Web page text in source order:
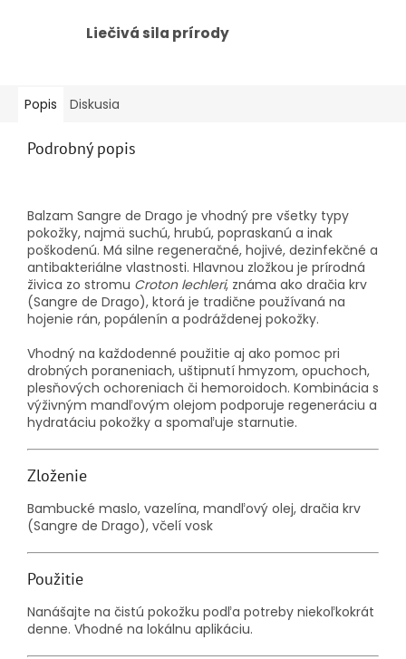
Liečivá sila prírody
Popis Diskusia
Podrobný popis
Balzam Sangre de Drago je vhodný pre všetky typy
pokožky, najmä suchú, hrubú, popraskanú a inak
poškodenú. Má silne regeneračné, hojivé, dezinfekčné a
antibakteriálne vlastnosti. Hlavnou zložkou je prírodná
živica zo stromu Croton lechleri, známa ako dračia krv
(Sangre de Drago), ktorá je tradične používaná na
hojenie rán, popálenín a podráždenej pokožky.
Vhodný na každodenné použitie aj ako pomoc pri
drobných poraneniach, uštipnutí hmyzom, opuchoch,
plesňových ochoreniach či hemoroidoch. Kombinácia s
výživným mandľovým olejom podporuje regeneráciu a
hydratáciu pokožky a spomaľuje starnutie.
Zloženie
Bambucké maslo, vazelína, mandľový olej, dračia krv
(Sangre de Drago), včelí vosk
Použitie
Nanášajte na čistú pokožku podľa potreby niekoľkokrát
denne. Vhodné na lokálnu aplikáciu.